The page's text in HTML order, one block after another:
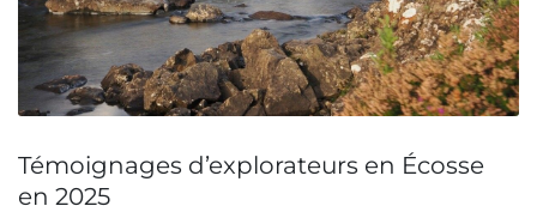
Témoignages d’explorateurs en Écosse
en 2025